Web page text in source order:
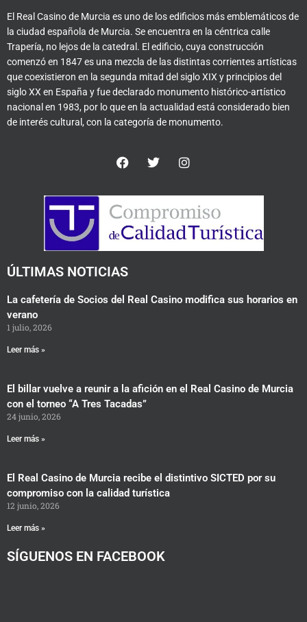
El Real Casino de Murcia es uno de los edificios más emblemáticos de
la ciudad española de Murcia. Se encuentra en la céntrica calle
Trapería, no lejos de la catedral. El edificio, cuya construcción
comenzó en 1847 es una mezcla de las distintas corrientes artísticas
que coexistieron en la segunda mitad del siglo XIX y principios del
siglo XX en España y fue declarado monumento histórico-artístico
nacional en 1983, por lo que en la actualidad está considerado bien
de interés cultural, con la categoría de monumento.
F
a
e
b
o
o
k
T
w
t
e
r
I
n
t
g
r
a
m
ÚLTIMAS NOTICIAS
La cafetería de Socios del Real Casino modifica sus horarios en
verano
1 julio, 2026
Leer más »
El billar vuelve a reunir a la afición en el Real Casino de Murcia
con el torneo “A Tres Tacadas”
24 junio, 2026
Leer más »
El Real Casino de Murcia recibe el distintivo SICTED por su
compromiso con la calidad turística
12 junio, 2026
Leer más »
SÍGUENOS EN FACEBOOK